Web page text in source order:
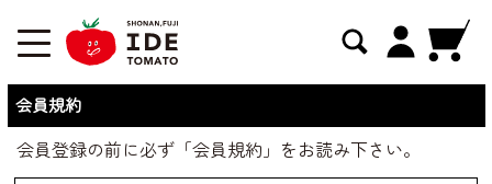
会員規約
会員登録の前に必ず「会員規約」をお読み下さい。